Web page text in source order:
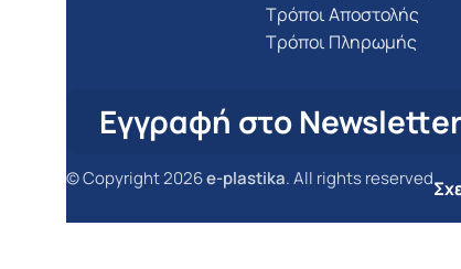
Τρόποι Αποστολής
Τρόποι Πληρωμής
Εγγραφή στο
© Copyright 2026e-plastika. All rights reserved